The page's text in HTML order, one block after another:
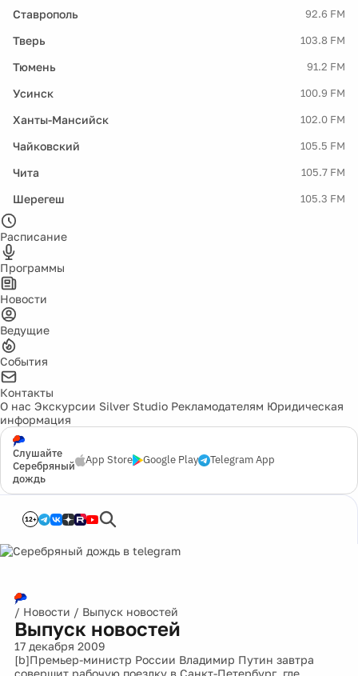
Ставрополь 92.6 FM
Тверь 103.8 FM
Тюмень 91.2 FM
Усинск 100.9 FM
Ханты-Мансийск 102.0 FM
Чайковский 105.5 FM
Чита 105.7 FM
Шерегеш 105.3 FM
Расписание
Программы
Новости
Ведущие
События
Контакты
О нас Экскурсии Silver Studio Рекламодателям Юридическая
информация
Слушайте
Серебряный
дождь
App Store Google Play Telegram App
12+
/ Новости / Выпуск новостей
Выпуск новостей
17 декабря 2009
[b]Премьер-министр России Владимир Путин завтра